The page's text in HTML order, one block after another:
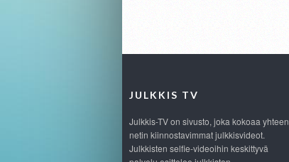
JULKKIS TV
Julkkis-TV on sivusto, joka kokoaa yhteen
netin kiinnostavimmat julkkisvideot.
Julkkisten selfie-videoihin keskittyvä